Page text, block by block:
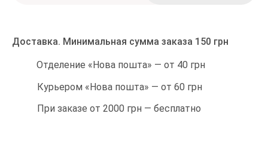
Доставка. Минимальная сумма заказа 150 грн
Отделение «Нова пошта» — от 40 грн
Курьером «Нова пошта» — от 60 грн
При заказе от 2000 грн — бесплатно